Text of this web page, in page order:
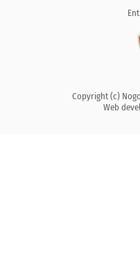
Copyright (c)
Web